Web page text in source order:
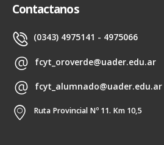
Contactanos
(0343) 4975141 - 4975066
fcyt_oroverde@uader.edu.ar
fcyt_alumnado@uader.edu.ar
Ruta Provincial Nº 11. Km 10,5